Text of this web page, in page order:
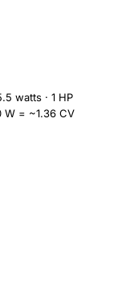
watts · 1 HP
W = ~1.36 CV